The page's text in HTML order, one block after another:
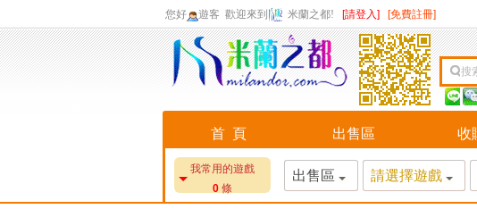
您好 遊客 歡迎來到 米蘭之都! [請登入] [免費註冊]
搜
首 頁 出售區 收
我常用的遊戲
0 條
出售區 請選擇遊戲